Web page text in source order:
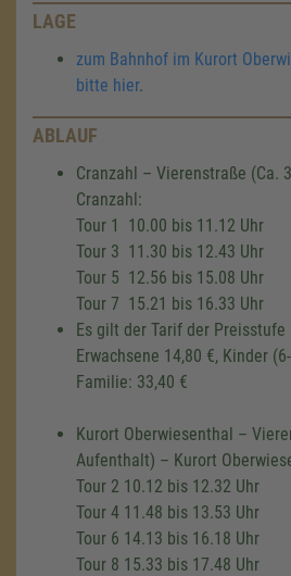
LAGE
zum Bahnhof im Kurort
bitte hier.
ABLAUF
Cranzahl – Vierenstraße (Ca.
Cranzahl:
Tour 1 10.00 bis 11.12 Uhr
Tour 3 11.30 bis 12.43 Uhr
Tour 5 12.56 bis 15.08 Uhr
Tour 7 15.21 bis 16.33 Uhr
Es gilt der Tarif der Preisstufe
Erwachsene 14,80 €, Kinder
Familie: 33,40 €
Kurort Oberwiesenthal –
Aufenthalt) – Kurort
Tour 2 10.12 bis 12.32 Uhr
Tour 4 11.48 bis 13.53 Uhr
Tour 6 14.13 bis 16.18 Uhr
Tour 8 15.33 bis 17.48 Uhr